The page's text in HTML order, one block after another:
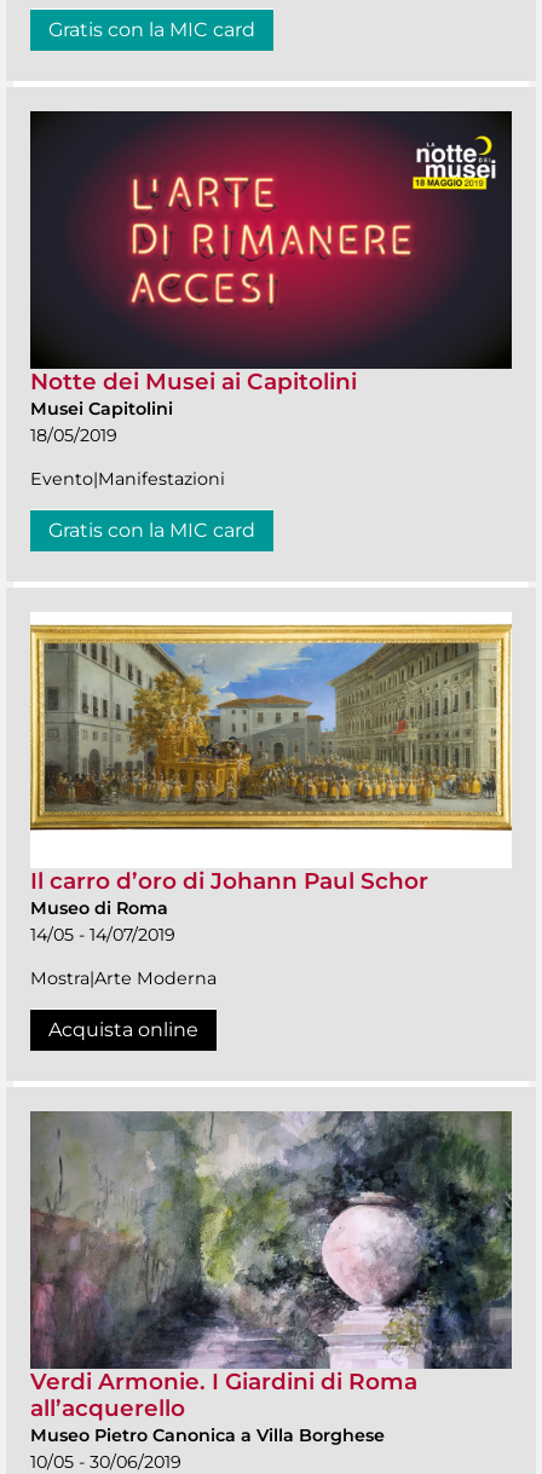
Gratis con la MIC card
Notte dei Musei ai Capitolini
Musei Capitolini
18/05/2019
Evento|Manifestazioni
Gratis con la MIC card
Il carro d’oro di Johann Paul Schor
Museo di Roma
14/05 - 14/07/2019
Mostra|Arte Moderna
Acquista online
Verdi Armonie. I Giardini di Roma
all’acquerello
Museo Pietro Canonica a Villa Borghese
10/05 - 30/06/2019